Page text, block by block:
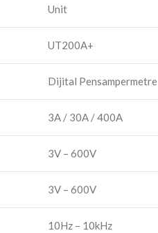
Unit
UT200A+
Dijital Pensampermetre
3A / 30A / 400A
3V – 600V
3V – 600V
10Hz – 10kHz